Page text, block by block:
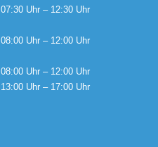
07:30 Uhr – 12:30 Uhr
08:00 Uhr – 12:00 Uhr
08:00 Uhr – 12:00 Uhr
13:00 Uhr – 17:00 Uhr